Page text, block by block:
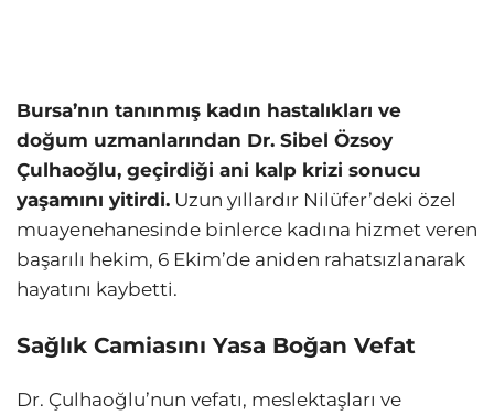
Bursa’nın tanınmış kadın hastalıkları ve
doğum uzmanlarından Dr. Sibel Özsoy
Çulhaoğlu, geçirdiği ani kalp krizi sonucu
yaşamını yitirdi. Uzun yıllardır Nilüfer’deki özel
muayenehanesinde binlerce kadına hizmet veren
başarılı hekim, 6 Ekim’de aniden rahatsızlanarak
hayatını kaybetti.
Sağlık Camiasını Yasa Boğan Vefat
Dr. Çulhaoğlu’nun vefatı, meslektaşları ve